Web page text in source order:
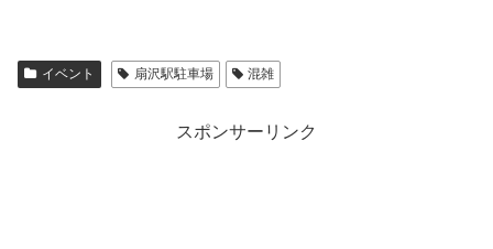
イベント 扇沢駅駐車場 混雑
スポンサーリンク